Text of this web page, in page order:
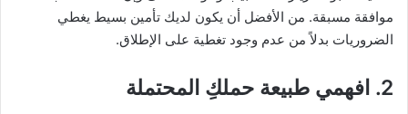
موافقة مسبقة. من الأفضل أن يكون لديك تأمين بسيط يغطي
الضروريات بدلاً من عدم وجود تغطية على الإطلاق.
2. افهمي طبيعة حملكِ المحتملة